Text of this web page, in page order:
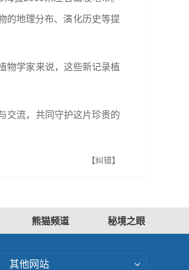
的地理分布、演化历史等提
物学家来说，这些新记录植
交流，共同守护这片珍贵的
【纠错】
熊猫频道 秘境之眼
其他网站